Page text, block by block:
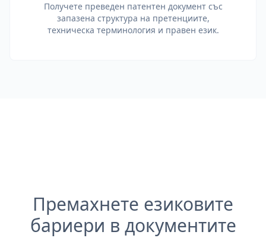
Получете преведен патентен документ със
запазена структура на претенциите,
техническа терминология и правен език.
Премахнете езиковите
бариери в документите